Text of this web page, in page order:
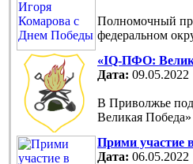
Полномочный
федеральном
«IQ-ПФО:
Дата: 09.05.2022
В Приволжье
Великая Победа»
Прими участие
Дата: 06.05.2022